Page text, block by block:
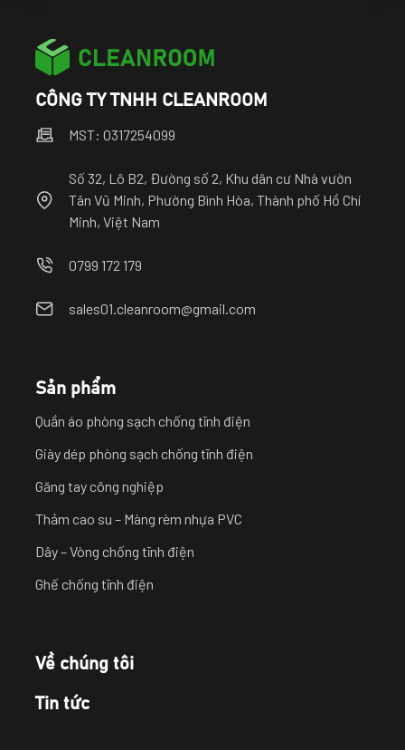
CÔNG TY TNHH CLEANROOM
MST: 0317254099
Số 32, Lô B2, Đường số 2, Khu dân cư Nhà vườn
Tân Vũ Minh, Phường Bình Hòa, Thành phố Hồ Chí
Minh, Việt Nam
0799 172 179
sales01.cleanroom@gmail.com
Sản phẩm
Quần áo phòng sạch chống tĩnh điện
Giày dép phòng sạch chống tĩnh điện
Găng tay công nghiệp
Thảm cao su – Màng rèm nhựa PVC
Dây – Vòng chống tĩnh điện
Ghế chống tĩnh điện
Về chúng tôi
Tin tức